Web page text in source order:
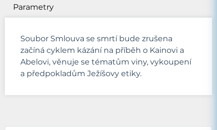
Parametry
Soubor Smlouva se smrtí bude zrušena
začíná cyklem kázání na příběh o Kainovi a
Abelovi, věnuje se tématům viny, vykoupení
a předpokladům Ježíšovy etiky.